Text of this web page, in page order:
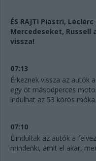
ÉS RAJT! Piastri,
Mercedeseket, Russell
vissza!
07:13
Érkeznek vissza az autók
egy öt másodperces
indulhat az 53 körös móka.
07:10
Elindultak az autók a
mindenki, amit el akar,